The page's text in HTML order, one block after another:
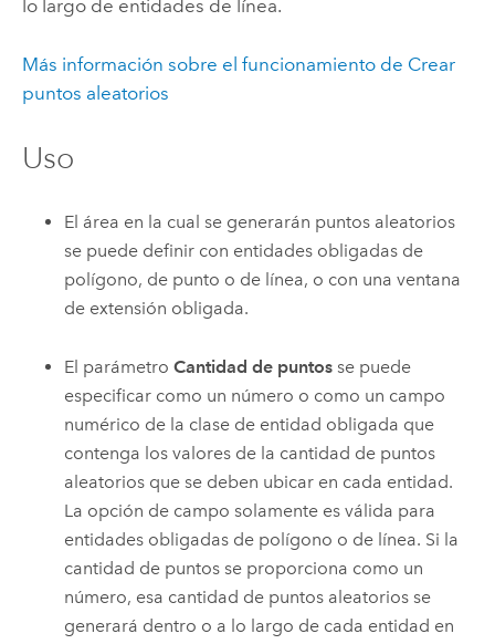
lo largo de entidades de línea.
Más información sobre el funcionamiento de Crear
puntos aleatorios
Uso
El área en la cual se generarán puntos aleatorios
se puede definir con entidades obligadas de
polígono, de punto o de línea, o con una ventana
de extensión obligada.
El parámetroCantidad de puntos se puede
especificar como un número o como un campo
numérico de la clase de entidad obligada que
contenga los valores de la cantidad de puntos
aleatorios que se deben ubicar en cada entidad.
La opción de campo solamente es válida para
entidades obligadas de polígono o de línea. Si la
cantidad de puntos se proporciona como un
número, esa cantidad de puntos aleatorios se
generará dentro o a lo largo de cada entidad en